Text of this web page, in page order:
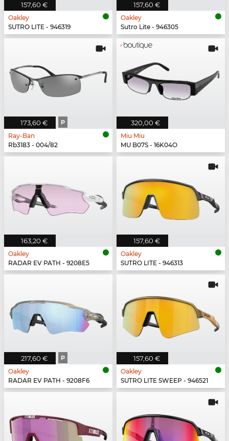
157,60 €
Oakley
SUTRO LITE - 946319
157,60 €
Oakley
Sutro Lite - 946305
173,60 € P
Ray-Ban
Rb3183 - 004/82
320,00 €
Miu Miu
MU B07S - 16K04O
163,20 €
Oakley
RADAR EV PATH - 9208E5
157,60 €
Oakley
SUTRO LITE - 946313
217,60 € P
Oakley
RADAR EV PATH - 9208F6
157,60 €
Oakley
SUTRO LITE SWEEP - 946521